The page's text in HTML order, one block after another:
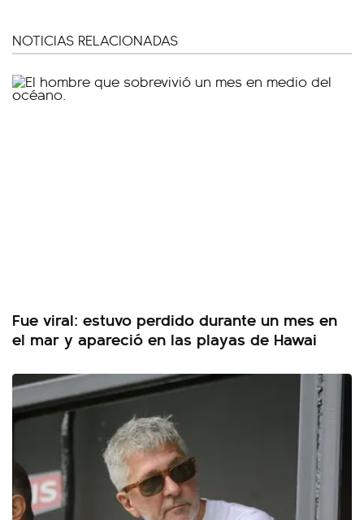
NOTICIAS RELACIONADAS
Fue viral: estuvo perdido durante un mes en
el mar y apareció en las playas de Hawai